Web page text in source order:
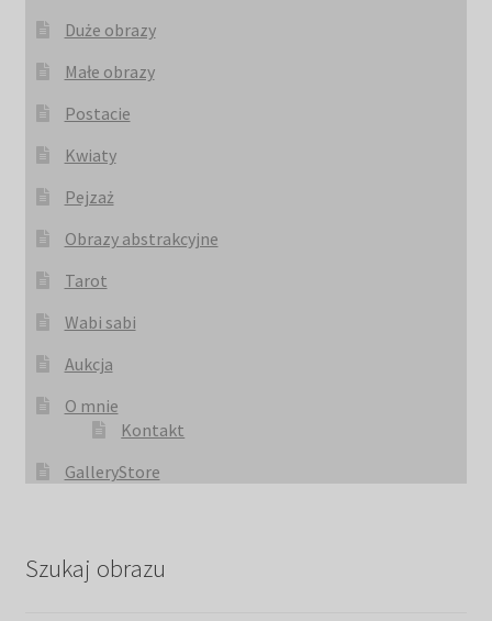
Duże obrazy
Małe obrazy
Postacie
Kwiaty
Pejzaż
Obrazy abstrakcyjne
Tarot
Wabi sabi
Aukcja
O mnie
Kontakt
GalleryStore
Szukaj obrazu